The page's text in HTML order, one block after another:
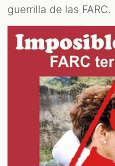
guerrilla de las FARC.